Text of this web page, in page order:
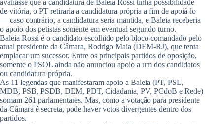
avaliasse que a candidatura de Baleia Rossi tinha possibilidade
de vitória, o PT retiraria a candidatura própria a fim de apoiá-lo
— caso contrário, a candidatura seria mantida, e Baleia receberia
o apoio dos petistas somente em eventual segundo turno.
Baleia Rossi é o candidato escolhido pelo bloco comandado pelo
atual presidente da Câmara, Rodrigo Maia (DEM-RJ), que tenta
emplacar um sucessor. Entre os principais partidos de oposição,
somente o PSOL ainda não anunciou apoio a um dos candidatos
ou candidatura própria.
As 11 legendas que manifestaram apoio a Baleia (PT, PSL,
MDB, PSB, PSDB, DEM, PDT, Cidadania, PV, PCdoB e Rede)
somam 261 parlamentares. Mas, como a votação para presidente
da Câmara é secreta, pode haver votos divergentes dentro dos
partidos.